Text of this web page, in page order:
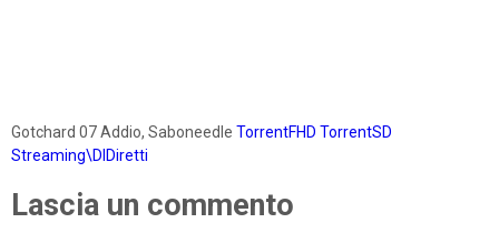
Gotchard 07 Addio, Saboneedle TorrentFHD TorrentSD
Streaming\DlDiretti
Lascia un commento